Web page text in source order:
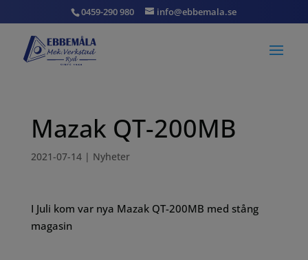
0459-290 980 info@ebbemala.se
Mazak QT-200MB
2021-07-14| Nyheter
I Juli kom var nya Mazak QT-200MB med stång
magasin